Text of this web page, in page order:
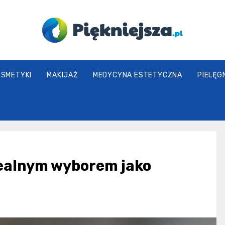
piekniejsza.pl
MAKIJAŻ MEDYCYNA ESTETYCZNA
wyborem jako